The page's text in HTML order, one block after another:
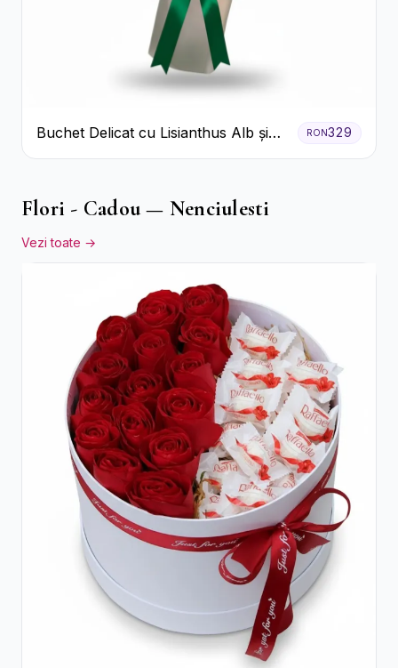
Buchet Delicat cu Lisianthus Alb și
Roz
RON329
Flori - Cadou — Nenciulesti
Vezi toate →